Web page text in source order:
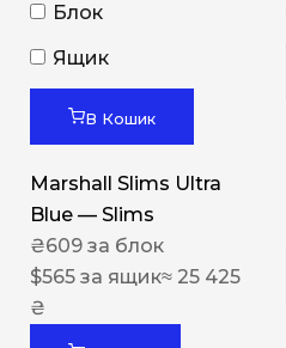
Блок
Ящик
В Кошик
Marshall Slims Ultra
Blue — Slims
₴609 за блок
$565 за ящик≈ 25 425
₴